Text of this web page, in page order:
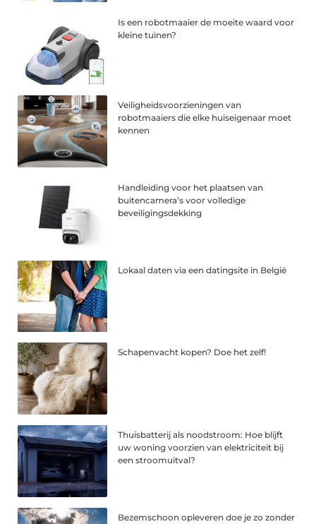
Is een robotmaaier de moeite waard voor
kleine tuinen?
Veiligheidsvoorzieningen van
robotmaaiers die elke huiseigenaar moet
kennen
Handleiding voor het plaatsen van
buitencamera’s voor volledige
beveiligingsdekking
Lokaal daten via een datingsite in België
Schapenvacht kopen? Doe het zelf!
Thuisbatterij als noodstroom: Hoe blijft
uw woning voorzien van elektriciteit bij
een stroomuitval?
Bezemschoon opleveren doe je zo zonder